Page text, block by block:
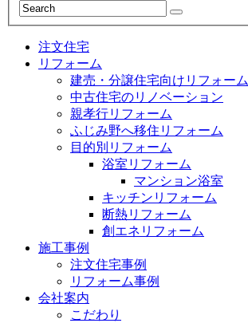
注文住宅
リフォーム
建売・分譲住宅向けリフォーム
中古住宅のリノベーション
親孝行リフォーム
ふじみ野へ移住リフォーム
目的別リフォーム
浴室リフォーム
マンション浴室
キッチンリフォーム
断熱リフォーム
創エネリフォーム
施工事例
注文住宅事例
リフォーム事例
会社案内
こだわり